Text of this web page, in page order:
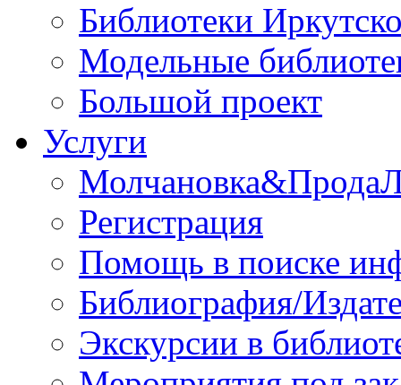
Библиотеки
Модельные
Большой проект
Услуги
Регистрация
Помощь в поиске
Библиография/
Экскурсии в